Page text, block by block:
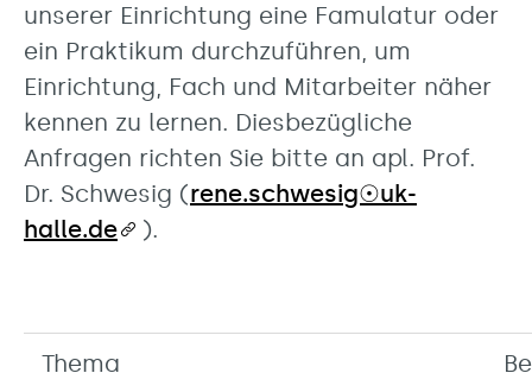
unserer Einrichtung eine Famulatur oder
ein Praktikum durchzuführen, um
Einrichtung, Fach und Mitarbeiter näher
kennen zu lernen. Diesbezügliche
Anfragen richten Sie bitte an apl. Prof.
Dr. Schwesig (rene.schwesig☉uk-
halle.de
).
Thema